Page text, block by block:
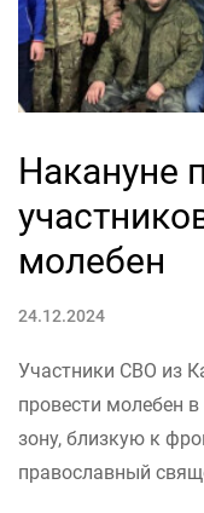
Накануне
молебен
24.12.2024
Участники СВО из
провести молебен
зону, близкую к
православный